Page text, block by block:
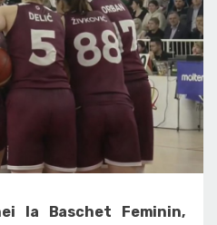
la Baschet Feminin,